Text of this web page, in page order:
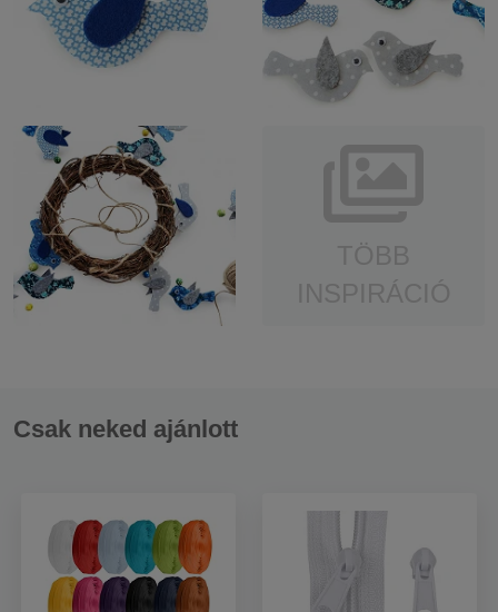
Csak neked ajánlott